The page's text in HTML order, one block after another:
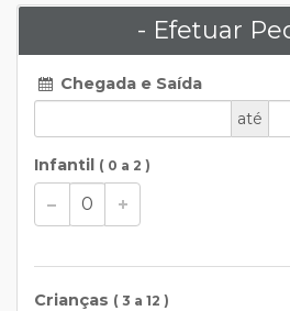
- Efetuar
Chegada e Saída
até
Infantil ( 0 a 2 )
Crianças ( 3 a 12 )